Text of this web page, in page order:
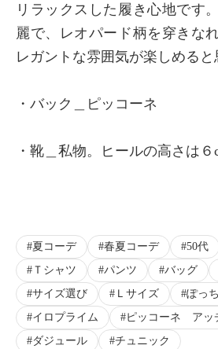
リラックスした履き心地です
麗で、レオパード柄を穿きな
レガントな雰囲気が楽しめると
・バック＿ピッコーネ
・靴＿私物。ヒールの高さは６
夏コーデ 春夏コーデ 50代
Ｔシャツ
パンツ バッグ
サイズ選び
Ｌサイズ
ぽっ
イロプライム
ピッコーネ アッ
ダジュール
チュニック